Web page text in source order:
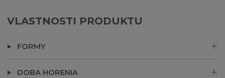
Naše sklo je vyrábané dvomi rôznymi dodávateľmi a môže sa trochu líšiť
vo vzhľade. Stále majú čistý vosk dlhú dobu horenia, ktorú tak všetci
VLASTNOSTI PRODUKTU
FORMY
DOBA HORENIA